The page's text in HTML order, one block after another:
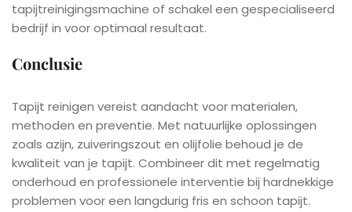
tapijtreinigingsmachine of schakel een gespecialiseerd
bedrijf in voor optimaal resultaat.
Conclusie
Tapijt reinigen vereist aandacht voor materialen,
methoden en preventie. Met natuurlijke oplossingen
zoals azijn, zuiveringszout en olijfolie behoud je de
kwaliteit van je tapijt. Combineer dit met regelmatig
onderhoud en professionele interventie bij hardnekkige
problemen voor een langdurig fris en schoon tapijt.